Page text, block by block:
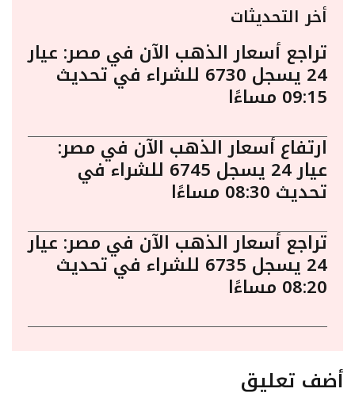
أخر التحديثات
تراجع أسعار الذهب الآن في مصر: عيار
24 يسجل 6730 للشراء في تحديث
09:15 مساءًا
ارتفاع أسعار الذهب الآن في مصر:
عيار 24 يسجل 6745 للشراء في
تحديث 08:30 مساءًا
تراجع أسعار الذهب الآن في مصر: عيار
24 يسجل 6735 للشراء في تحديث
08:20 مساءًا
أضف تعليق